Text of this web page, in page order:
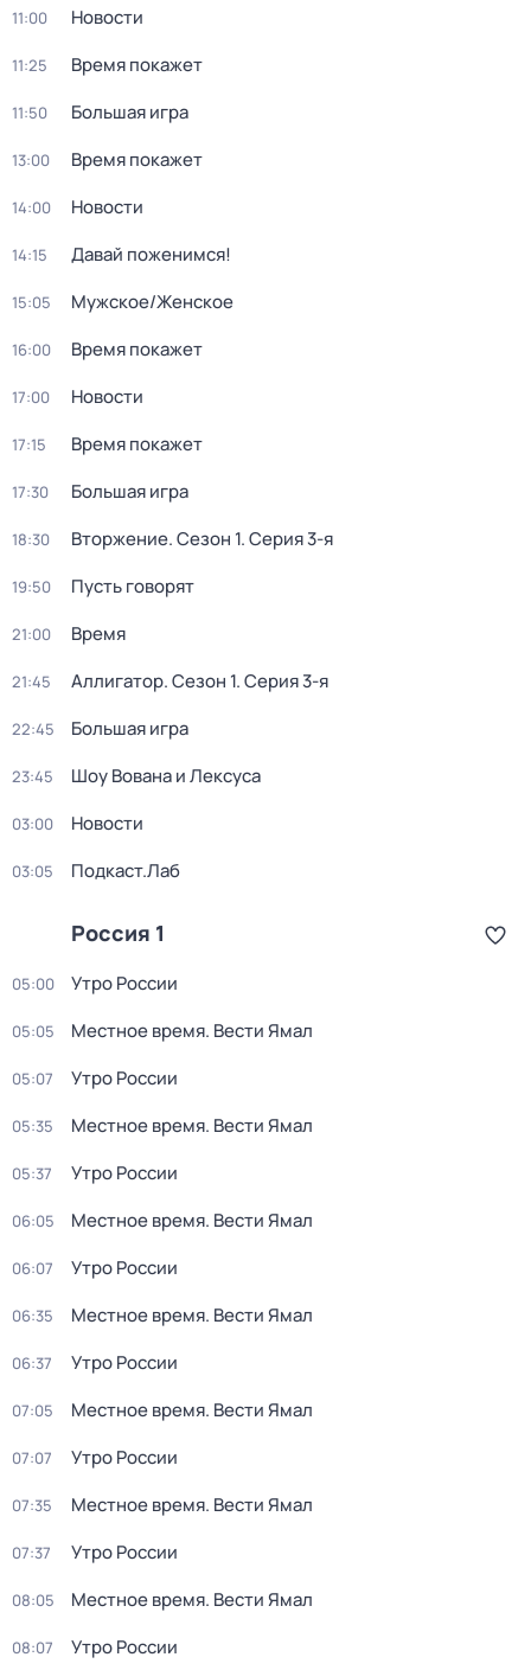
11:00 Новости
11:25 Время покажет
11:50 Большая игра
13:00 Время покажет
14:00 Новости
14:15 Давай поженимся!
15:05 Мужское/Женское
16:00 Время покажет
17:00 Новости
17:15 Время покажет
17:30 Большая игра
18:30 Вторжение. Сезон 1. Серия 3-я
19:50 Пусть говорят
21:00 Время
21:45 Аллигатор. Сезон 1. Серия 3-я
22:45 Большая игра
23:45 Шоу Вована и Лексуса
03:00 Новости
03:05 Подкаст.Лаб
Россия 1
05:00 Утро России
05:05 Местное время. Вести Ямал
05:07 Утро России
05:35 Местное время. Вести Ямал
05:37 Утро России
06:05 Местное время. Вести Ямал
06:07 Утро России
06:35 Местное время. Вести Ямал
06:37 Утро России
07:05 Местное время. Вести Ямал
07:07 Утро России
07:35 Местное время. Вести Ямал
07:37 Утро России
08:05 Местное время. Вести Ямал
08:07 Утро России